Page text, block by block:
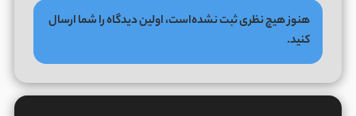
هنوز هیچ نظری ثبت نشده‌است، اولین دیدگاه را شما ارسال
کنید.